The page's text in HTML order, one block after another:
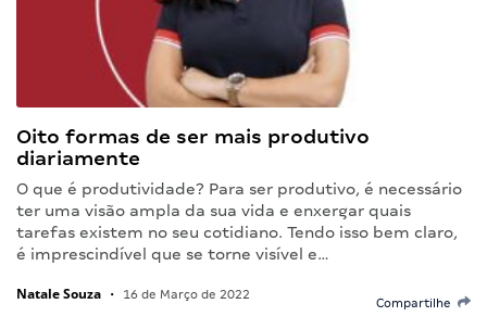
Oito formas de ser mais produtivo
diariamente
O que é produtividade? Para ser produtivo, é necessário
ter uma visão ampla da sua vida e enxergar quais
tarefas existem no seu cotidiano. Tendo isso bem claro,
é imprescindível que se torne visível e…
Natale Souza • 16 de Março de 2022
Compartilhe